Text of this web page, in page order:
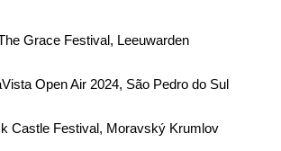
Grace Festival, Leeuwarden
Open Air 2024, São Pedro do Sul
Castle Festival, Moravský Krumlov